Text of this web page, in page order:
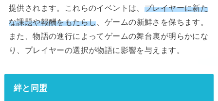
提供されます。これらのイベントは、 プレイヤーに新た
な課題や報酬をもたらし 、ゲームの新鮮さを保ちます。
また、物語の進行によってゲームの舞台裏が明らかにな
り、プレイヤーの選択が物語に影響を与えます。
絆と同盟